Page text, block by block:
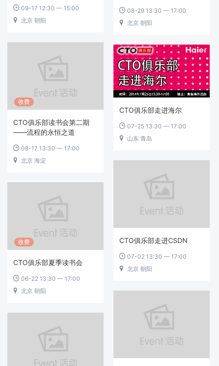
 09-17 12:30 — 15:00
 北京 朝阳
 08-29 13:30 — 17:00
 北京 朝阳
收费
CTO俱乐部读书会第二期
——流程的永恒之道
 08-17 13:30 — 17:00
 北京 海淀
CTO俱乐部走进海尔
 07-25 13:30 — 17:00
 山东 青岛
CTO俱乐部走进CSDN
 07-02 13:30 — 17:00
 北京 朝阳
收费
CTO俱乐部夏季读书会
 06-22 13:30 — 17:00
 北京 朝阳